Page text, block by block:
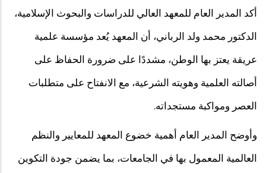
أكد المدير العام للمعهد العالي للدراسات والبحوث الإسلامية،
الدكتور محمد ولد الرباني، أن المعهد يُعد مؤسسة علمية
عريقة يعتز بها الوطن، مشددًا على ضرورة الحفاظ على
أصالته العلمية وهويته الشرعية، مع الانفتاح على متطلبات
العصر ومواكبة مستجداته.
وأوضح المدير العام أهمية خضوع المعهد للمعايير والنظم
العالمية المعمول بها في الجامعات، بما يضمن جودة التكوين